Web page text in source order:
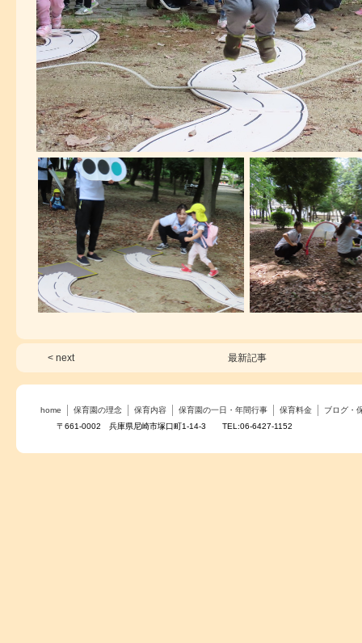
< next 最新記事
home 保育園の理念 保育内容 保育園の一日・年間行事 保育料金
ブログ・
〒661-0002 兵庫県尼崎市塚口町1-14-3 TEL:06-6427-1152